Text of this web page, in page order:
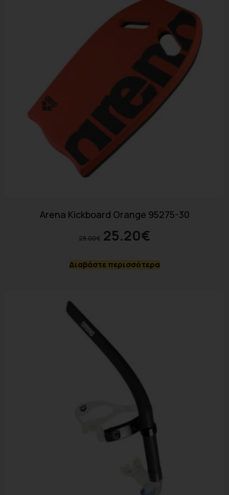
Arena Kickboard Orange 95275-30
28.00€ 25.20€
Διαβάστε περισσότερα